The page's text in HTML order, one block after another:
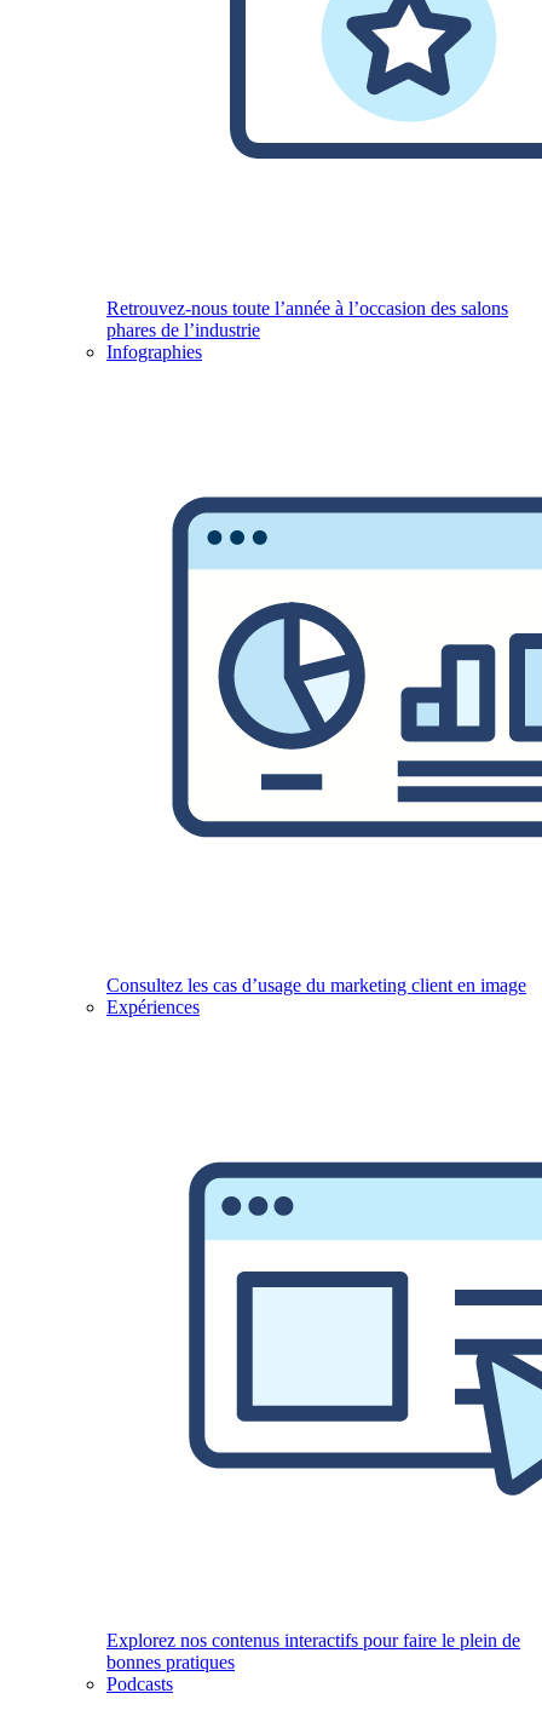
Retrouvez-nous toute l’année à l’occasion des salons
phares de l’industrie
Infographies
Consultez les cas d’usage du marketing client en image
Expériences
Explorez nos contenus interactifs pour faire le plein de
bonnes pratiques
Podcasts